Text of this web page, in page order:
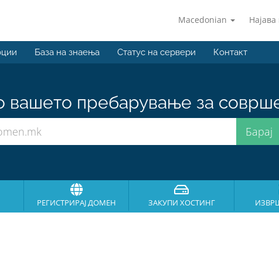
Macedonian
База на знаења Статус на сервери Контакт
вашето пребарување за
РЕГИСТРИРАЈ ДОМЕН ЗАКУПИ ХОСТИНГ